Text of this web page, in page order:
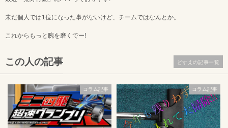
未だ個人では1位になった事がないけど、チームではなんとか。
これからもっと腕を磨くでー!
この人の記事
コラム記事 コラム記事
どすえの記事一覧